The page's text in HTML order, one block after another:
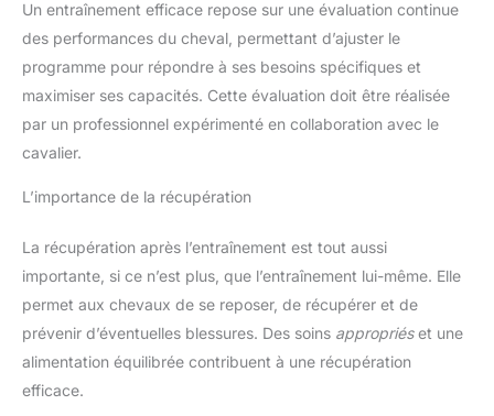
Un entraînement efficace repose sur une évaluation continue
des performances du cheval, permettant d’ajuster le
programme pour répondre à ses besoins spécifiques et
maximiser ses capacités. Cette évaluation doit être réalisée
par un professionnel expérimenté en collaboration avec le
cavalier.
L’importance de la récupération
La récupération après l’entraînement est tout aussi
importante, si ce n’est plus, que l’entraînement lui-même. Elle
permet aux chevaux de se reposer, de récupérer et de
prévenir d’éventuelles blessures. Des soins appropriéset une
alimentation équilibrée contribuent à une récupération
efficace.